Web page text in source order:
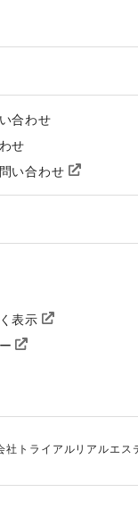
合わせ
せ
い合わせ
表示
社トライアルリアルエス